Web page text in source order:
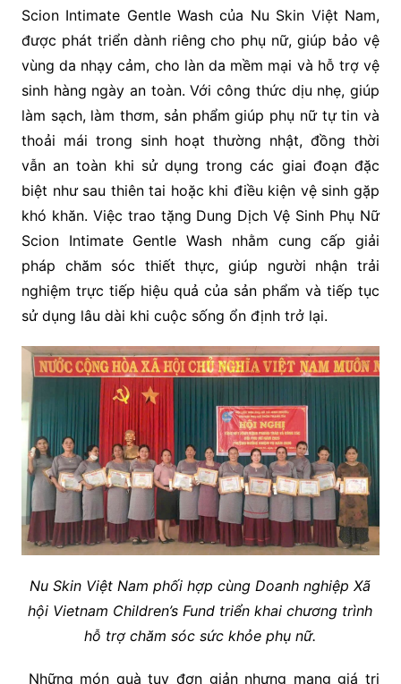
Scion Intimate Gentle Wash của Nu Skin Việt Nam,
được phát triển dành riêng cho phụ nữ, giúp bảo vệ
vùng da nhạy cảm, cho làn da mềm mại và hỗ trợ vệ
sinh hàng ngày an toàn. Với công thức dịu nhẹ, giúp
làm sạch, làm thơm, sản phẩm giúp phụ nữ tự tin và
thoải mái trong sinh hoạt thường nhật, đồng thời
vẫn an toàn khi sử dụng trong các giai đoạn đặc
biệt như sau thiên tai hoặc khi điều kiện vệ sinh gặp
khó khăn. Việc trao tặng Dung Dịch Vệ Sinh Phụ Nữ
Scion Intimate Gentle Wash nhằm cung cấp giải
pháp chăm sóc thiết thực, giúp người nhận trải
nghiệm trực tiếp hiệu quả của sản phẩm và tiếp tục
sử dụng lâu dài khi cuộc sống ổn định trở lại.
Nu Skin Việt Nam phối hợp cùng Doanh nghiệp Xã
hội Vietnam Children’s Fund triển khai chương trình
hỗ trợ chăm sóc sức khỏe phụ nữ.
Những món quà tuy đơn giản nhưng mang giá trị